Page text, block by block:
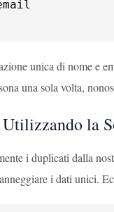
unica di nome e
una sola volta,
la
i duplicati dalla
i dati unici.